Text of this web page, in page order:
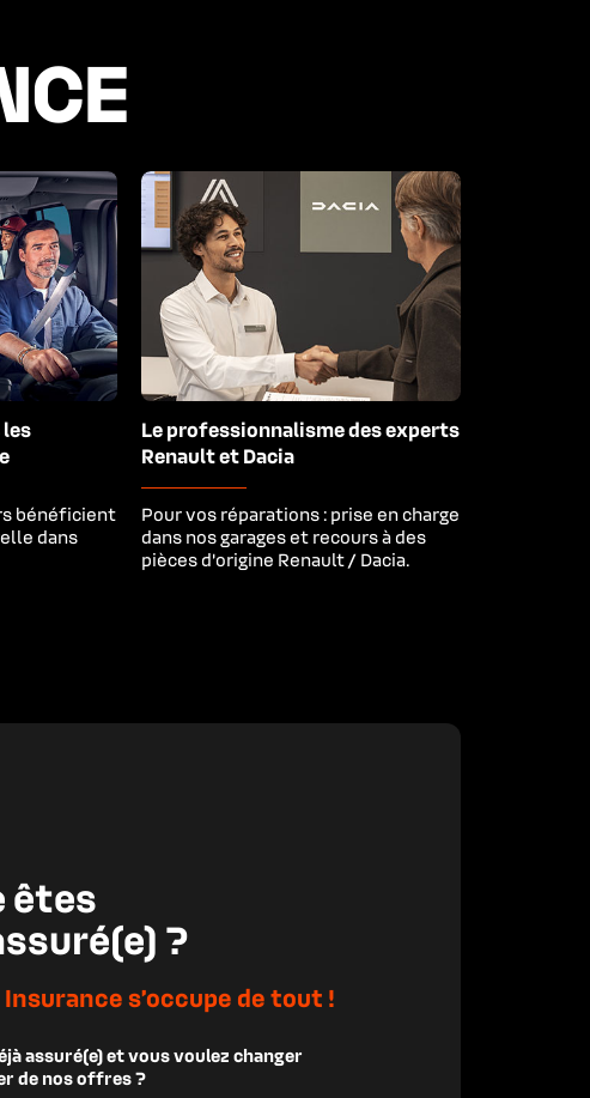
bénéficient
dans
Le professionnalisme des experts
Renault et Dacia
Pour vos réparations : prise en charge
dans nos garages et recours à des
pièces d’origine Renault / Dacia.
êtes
s’occupe de tout !
assuré(e) et vous voulez changer
de nos offres ?